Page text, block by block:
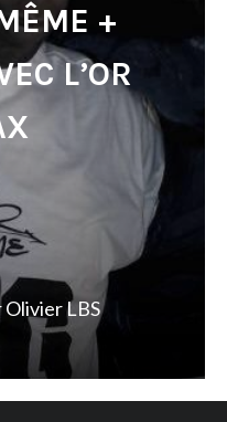
+
L’OR
Olivier LBS